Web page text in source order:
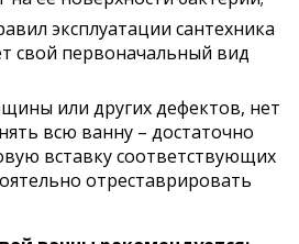
эксплуатации сантехника
свой первоначальный вид
или других дефектов, нет
всю ванну – достаточно
вставку соответствующих
отреставрировать